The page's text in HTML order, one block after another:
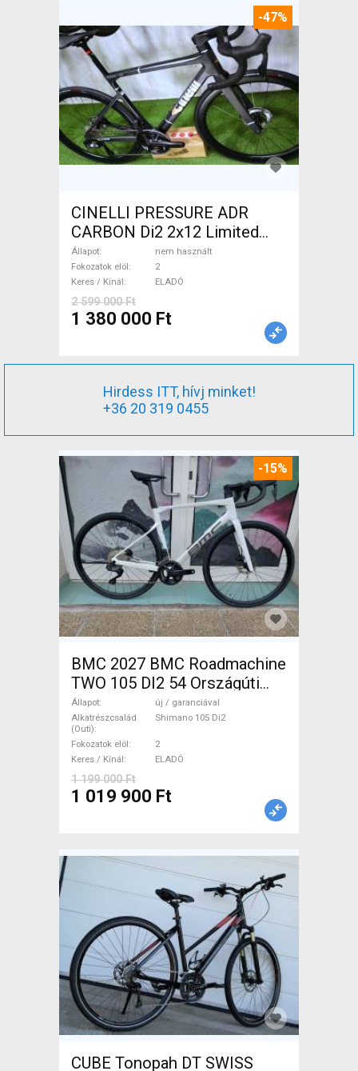
-47%
CINELLI PRESSURE ADR
CARBON Di2 2x12 Limited
1of50 0km ÚJ! Országúti
tárcsafék nem használt
ELADÓ
Állapot
nem használt
Fokozatok elöl
2
Keres / Kínál
ELADÓ
2 599 000 Ft
1 380 000 Ft
Hirdess ITT, hívj minket!
+36 20 319 0455
-15%
BMC 2027 BMC Roadmachine
TWO 105 DI2 54 Országúti
Shimano 105 Di2 tárcsafék új
/ garanciával ELADÓ
Állapot
új / garanciával
Alkatrészcsalád
(Outi)
Shimano 105 Di2
Fokozatok elöl
2
Keres / Kínál
ELADÓ
1 199 000 Ft
1 019 900 Ft
CUBE Tonopah DT SWISS